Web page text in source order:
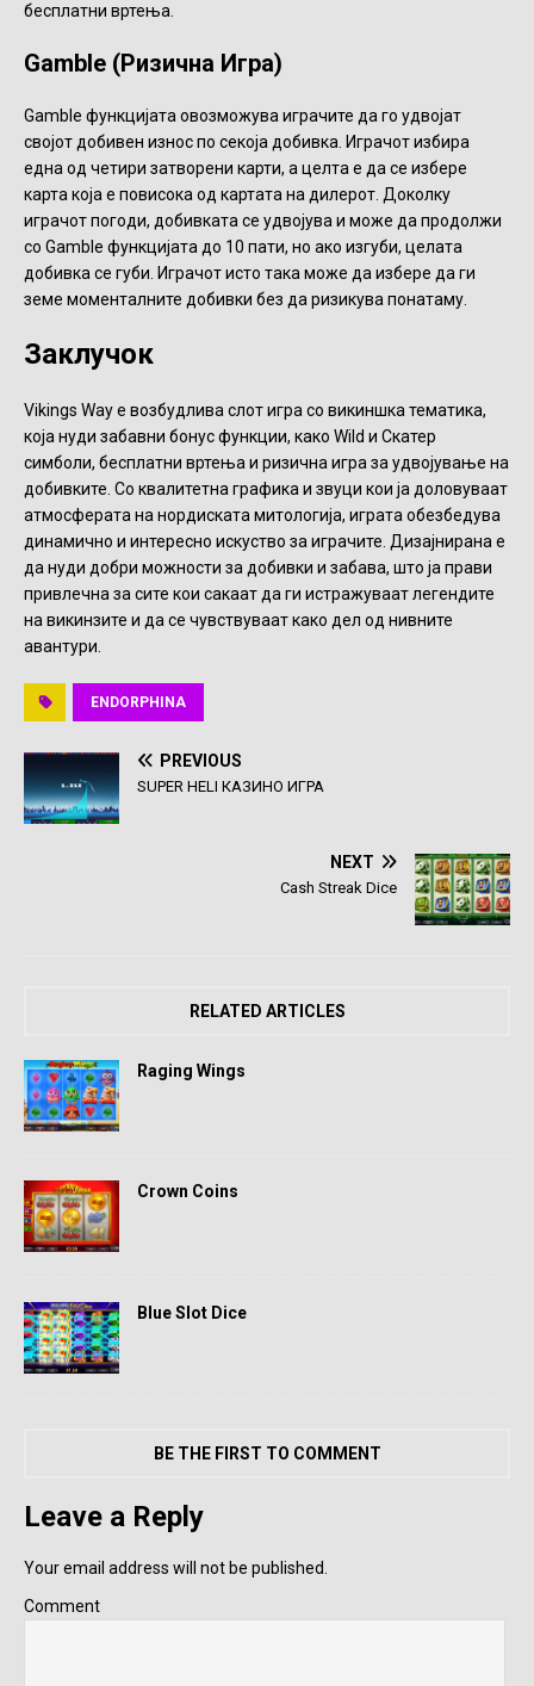
бесплатни вртења.
Gamble (Ризична Игра)
Gamble функцијата овозможува играчите да го удвојат
својот добивен износ по секоја добивка. Играчот избира
една од четири затворени карти, а целта е да се избере
карта која е повисока од картата на дилерот. Доколку
играчот погоди, добивката се удвојува и може да продолжи
со Gamble функцијата до 10 пати, но ако изгуби, целата
добивка се губи. Играчот исто така може да избере да ги
земе моменталните добивки без да ризикува понатаму.
Заклучок
Vikings Way е возбудлива слот игра со викиншка тематика,
која нуди забавни бонус функции, како Wild и Скатер
симболи, бесплатни вртења и ризична игра за удвојување на
добивките. Со квалитетна графика и звуци кои ја доловуваат
атмосферата на нордиската митологија, играта обезбедува
динамично и интересно искуство за играчите. Дизајнирана е
да нуди добри можности за добивки и забава, што ја прави
привлечна за сите кои сакаат да ги истражуваат легендите
на викинзите и да се чувствуваат како дел од нивните
авантури.
ENDORPHINA
PREVIOUS
SUPER HELI КАЗИНО ИГРА
NEXT
Cash Streak Dice
RELATED ARTICLES
Raging Wings
Crown Coins
Blue Slot Dice
BE THE FIRST TO COMMENT
Leave a Reply
Your email address will not be published.
Comment